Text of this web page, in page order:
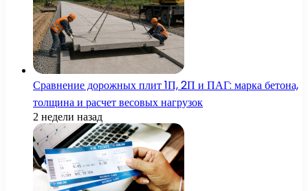
Сравнение дорожных плит 1П, 2П и ПАГ: марка бетона,
толщина и расчет весовых нагрузок
2 недели назад